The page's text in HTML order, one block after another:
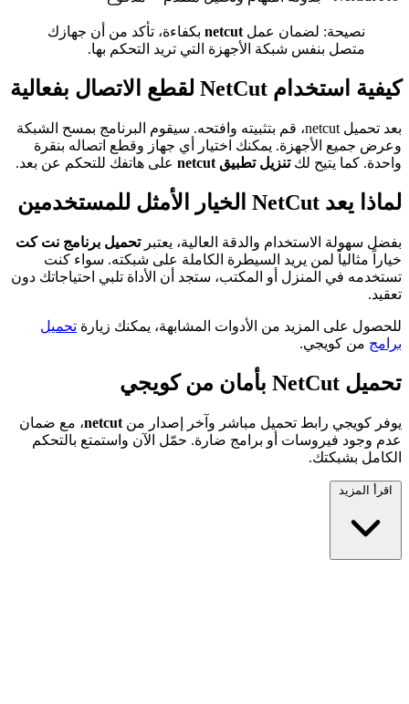
نصيحة: لضمان عمل netcut بكفاءة، تأكد من أن جهازك
متصل بنفس شبكة الأجهزة التي تريد التحكم بها.
كيفية استخدام NetCut لقطع الاتصال بفعالية
بعد تحميل netcut، قم بتثبيته وافتحه. سيقوم البرنامج بمسح الشبكة
وعرض جميع الأجهزة. يمكنك اختيار أي جهاز وقطع اتصاله بنقرة
واحدة. كما يتيح لكتنزيل تطبيق netcut على هاتفك للتحكم عن بعد.
لماذا يعد NetCut الخيار الأمثل للمستخدمين
بفضل سهولة الاستخدام والدقة العالية، يعتبرتحميل برنامج نت كت
خياراً مثالياً لمن يريد السيطرة الكاملة على شبكته. سواء كنت
تستخدمه في المنزل أو المكتب، ستجد أن الأداة تلبي احتياجاتك دون
تعقيد.
للحصول على المزيد من الأدوات المشابهة، يمكنك زيارة تحميل
برامج من كويجي.
تحميل NetCut بأمان من كويجي
يوفر كويجي رابط تحميل مباشر وآخر إصدار من netcut، مع ضمان
عدم وجود فيروسات أو برامج ضارة. حمّل الآن واستمتع بالتحكم
الكامل بشبكتك.
اقرأ المزيد